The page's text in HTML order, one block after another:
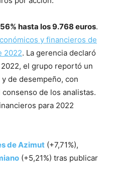
hasta los 9.768 euros.
y financieros de
2022. La gerencia declaró
el grupo reportó un
de desempeño, con
de los analistas.
para 2022
de Azimut (+7,71%),
(+5,21%) tras publicar